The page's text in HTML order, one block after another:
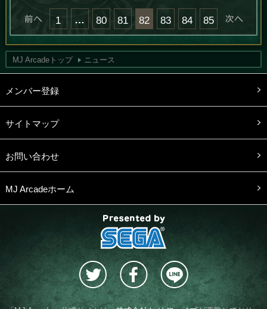
« 前へ
1 … 80 81 82 83 84 85
MJ Arcadeトップ ニュース
メンバー登録
サイトマップ
お問い合わせ
MJ Arcadeホーム